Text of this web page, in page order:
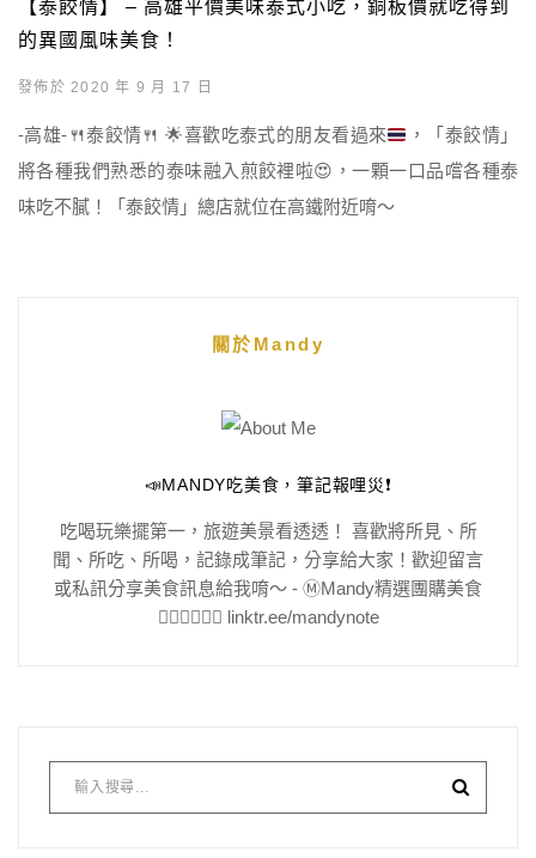
【泰餃情】 – 高雄平價美味泰式小吃，銅板價就吃得到
的異國風味美食！
發佈於 2020 年 9 月 17 日
-高雄-🍴泰餃情🍴 🌟喜歡吃泰式的朋友看過來
，「泰餃情」
將各種我們熟悉的泰味融入煎餃裡啦😍 ，一顆一口品嚐各種泰
味吃不膩！「泰餃情」總店就位在高鐵附近唷～
關於Mandy
📣MANDY吃美食，筆記報哩災❗️
吃喝玩樂擺第一，旅遊美景看透透！ 喜歡將所見、所
聞、所吃、所喝，記錄成筆記，分享給大家！歡迎留言
或私訊分享美食訊息給我唷～ - Ⓜ️Mandy精選團購美食
👇🏻👇🏻👇🏻 linktr.ee/mandynote